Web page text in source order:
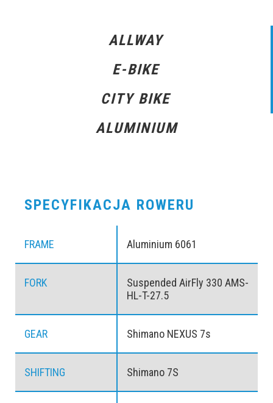
ALLWAY
E-BIKE
CITY BIKE
ALUMINIUM
SPECYFIKACJA ROWERU
FRAME Aluminium 6061
FORK
Suspended AirFly 330 AMS-
HL-T-27.5
GEAR Shimano NEXUS 7s
SHIFTING Shimano 7S